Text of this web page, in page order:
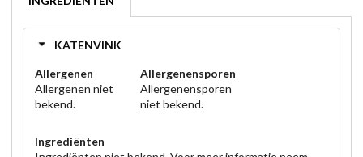
KATENVINK
Allergenen
Allergenen niet
bekend.
Allergenensporen
Allergenensporen
niet bekend.
Ingrediënten